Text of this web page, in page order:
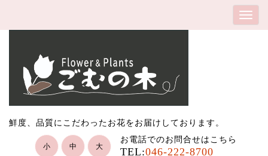
鮮度、品質にこだわったお花をお届けしております。
お電話でのお問合せはこちら
TEL:046-222-8700
小 中 大